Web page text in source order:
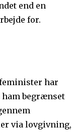
end en
for.
har
begrænset
via lovgivning,